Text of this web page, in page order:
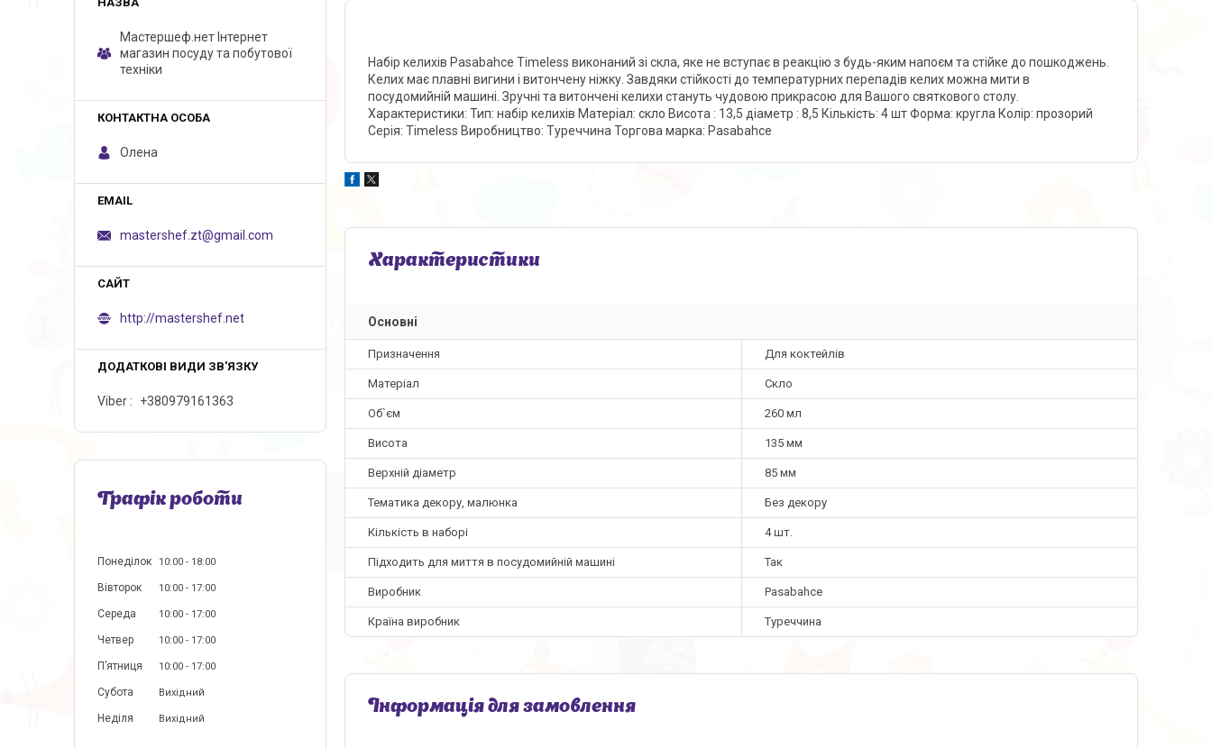
Набір келихів Pasabahce Timeless виконаний зі скла, яке не вступає в реакцію з будь-яким напоєм та стійке до пошкоджень.
Келих має плавні вигини і витончену ніжку. Завдяки стійкості до температурних перепадів келих можна мити в
посудомийній машині. Зручні та витончені келихи стануть чудовою прикрасою для Вашого святкового столу.
Характеристики: Тип: набір келихів Матеріал: скло Висота : 13,5 діаметр : 8,5 Кількість: 4 шт Форма: кругла Колір: прозорий
Серія: Timeless Виробництво: Туреччина Торгова марка: Pasabahce
Характеристики
Основні
Призначення Для коктейлів
Матеріал Скло
Об`єм 260 мл
Висота 135 мм
Верхній діаметр 85 мм
Тематика декору, малюнка Без декору
Кількість в наборі 4 шт.
Підходить для миття в посудомийній машині Так
Виробник Pasabahce
Країна виробник Туреччина
Інформація для замовлення
Мастершеф.нет Iнтернет
магазин посуду та побутової
техніки
Олена
mastershef.zt@gmail.com
http://mastershef.net
Viber +380979161363
Графік роботи
Понеділок 10:00 18:00
Вівторок 10:00 17:00
Середа 10:00 17:00
Четвер 10:00 17:00
Пʼятниця 10:00 17:00
Субота Вихідний
Неділя Вихідний